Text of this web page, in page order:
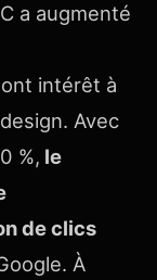
a augmenté
intérêt à
Avec
%, le
de clics
À